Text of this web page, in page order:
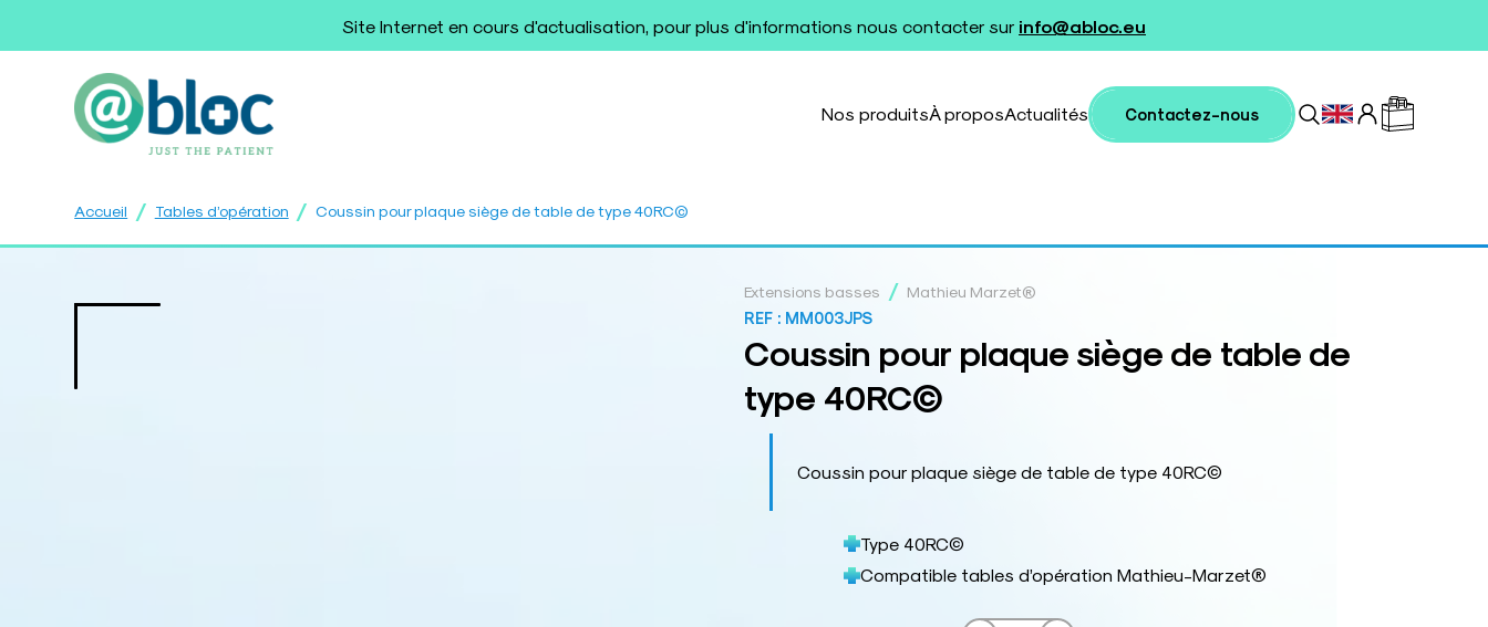
Site Internet en cours d'actualisation, pour plus d'informations nous contacter sur info@abloc.eu
Nos produitsÀ proposActualités Contactez-nous
Accueil / Tables d’opération / Coussin pour plaque siège de table de type 40RC©
Extensions basses / Mathieu Marzet®
REF : MM003JPS
Coussin pour plaque siège de table de
type 40RC©
Coussin pour plaque siège de table de type 40RC©
Type 40RC©
Compatible tables d’opération Mathieu-Marzet®